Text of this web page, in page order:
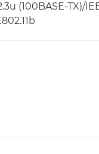
(100BASE-TX)/